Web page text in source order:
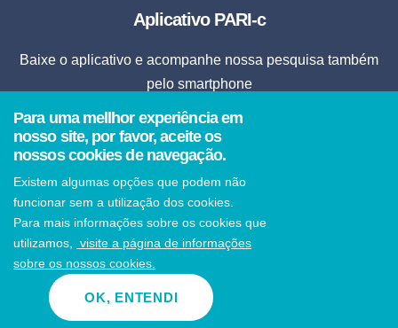
Aplicativo PARI-c
Baixe o aplicativo e acompanhe nossa pesquisa também
pelo smartphone
Fazer Download
smartphone.
© 2021 PARI-c Todos os direitos reservados
Para uma mellhor experiência em
nosso site, por favor, aceite os
nossos cookies de navegação.
Existem algumas opções que podem não
funcionar sem a utilização dos cookies.
Para mais informações sobre os cookies que
utilizamos,
visite a página de informações
sobre os nossos cookies.
OK, ENTENDI